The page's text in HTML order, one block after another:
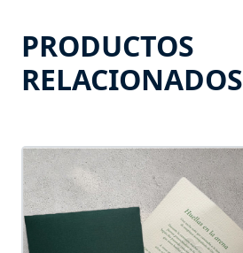
PRODUCTOS
RELACIONADOS